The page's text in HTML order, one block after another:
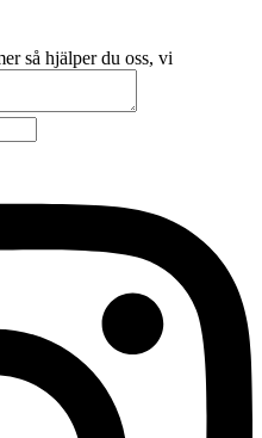
så hjälper du oss, vi